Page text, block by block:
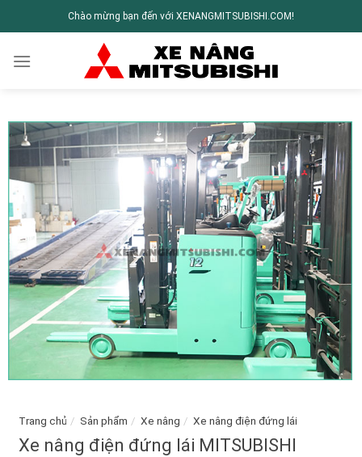
Chào mừng bạn đến với XENANGMITSUBISHI.COM!
Trang chủ / Sản phẩm / Xe nâng / Xe nâng điện đứng lái
Xe nâng điện đứng lái MITSUBISHI